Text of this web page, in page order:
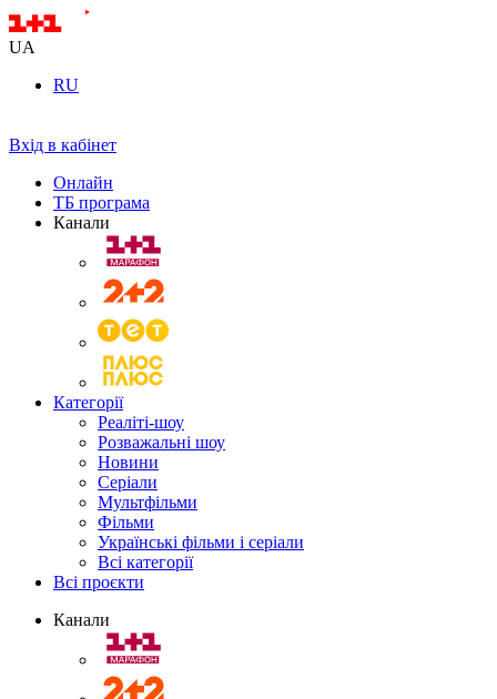
UA
RU
Вхід в кабінет
Онлайн
ТБ програма
Канали
Категорії
Реаліті-шоу
Розважальні шоу
Новини
Серіали
Мультфільми
Фільми
Українські фільми і серіали
Всі категорії
Всі проєкти
Канали